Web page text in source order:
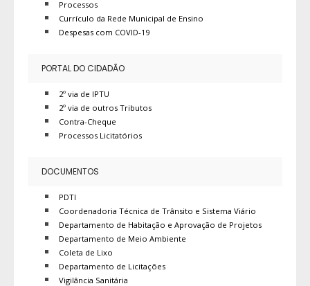
Processos
Currículo da Rede Municipal de Ensino
Despesas com COVID-19
PORTAL DO CIDADÃO
2º via de IPTU
2º via de outros Tributos
Contra-Cheque
Processos Licitatórios
DOCUMENTOS
PDTI
Coordenadoria Técnica de Trânsito e Sistema Viário
Departamento de Habitação e Aprovação de Projetos
Departamento de Meio Ambiente
Coleta de Lixo
Departamento de Licitações
Vigilância Sanitária